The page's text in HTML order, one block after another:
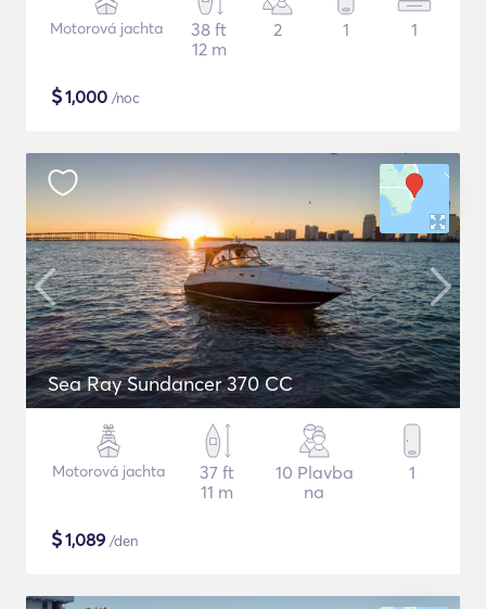
Motorová jachta
38 ft
12 m
2 1 1
$1,000 /noc
Sea Ray Sundancer 370 CC
Motorová jachta
37 ft
11 m
10 Plavba
na
1
$1,089 /den